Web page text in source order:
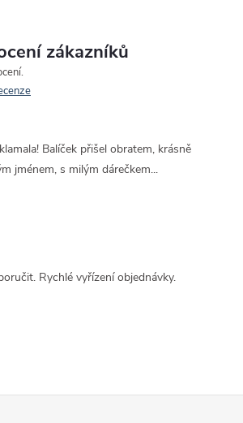
zákazníků
Balíček přišel obratem, krásně
jménem, s milým dárečkem...
Rychlé vyřízení objednávky.